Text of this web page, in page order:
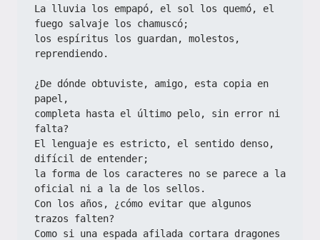
La lluvia los empapó, el sol los quemó, el
fuego salvaje los chamuscó;
los espíritus los guardan, molestos,
reprendiendo.
¿De dónde obtuviste, amigo, esta copia en
papel,
completa hasta el último pelo, sin error ni
falta?
El lenguaje es estricto, el sentido denso,
difícil de entender;
la forma de los caracteres no se parece a la
oficial ni a la de los sellos.
Con los años, ¿cómo evitar que algunos
trazos falten?
Como si una espada afilada cortara dragones